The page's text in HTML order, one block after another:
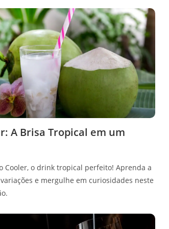
A Brisa Tropical em um
Cooler, o drink tropical perfeito! Aprenda a
e mergulhe em curiosidades neste